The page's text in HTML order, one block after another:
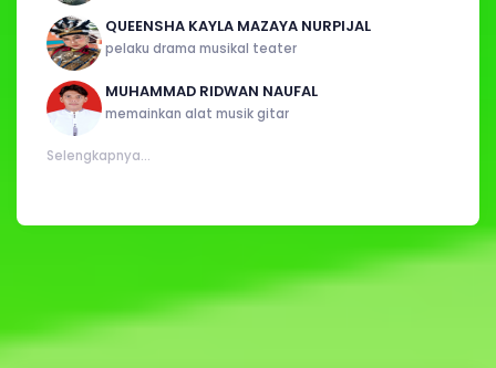
QUEENSHA KAYLA MAZAYA NURPIJAL
pelaku drama musikal teater
MUHAMMAD RIDWAN NAUFAL
memainkan alat musik gitar
Selengkapnya...